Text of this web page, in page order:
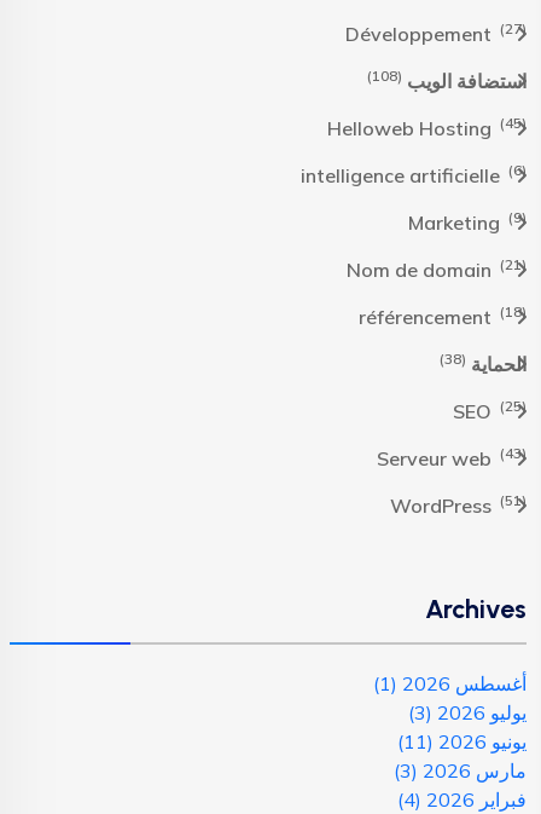
Développement (27)
استضافة الويب (108)
Helloweb Hosting (45)
intelligence artificielle (6)
Marketing (9)
Nom de domain (21)
référencement (18)
الحماية (38)
SEO (25)
Serveur web (43)
WordPress (51)
Archives
أغسطس 2026
(1)
يوليو 2026
(3)
يونيو 2026
(11)
مارس 2026
(3)
فبراير 2026
(4)